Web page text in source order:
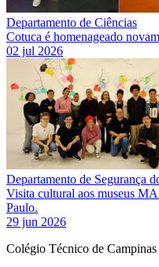
Departamento de Ciências
Cotuca é homenageado
02 jul 2026
Departamento de Segurança
Visita cultural aos museus
Paulo.
29 jun 2026
Colégio Técnico de Campinas